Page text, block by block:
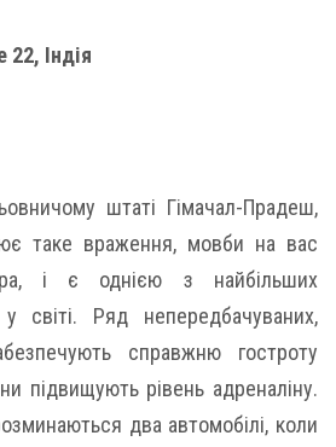
Індія
штаті Гімачал-Прадеш,
таке враження, мовби на вас
і є однією з найбільших
світі. Ряд непередбачуваних,
справжню гостроту
підвищують рівень адреналіну.
два автомобілі, коли